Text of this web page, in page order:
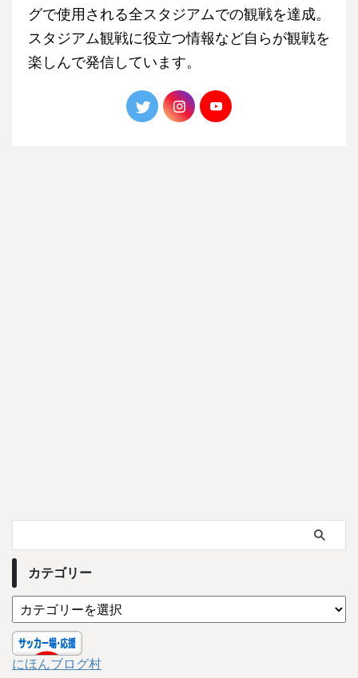
グで使用される全スタジアムでの観戦を達成。
スタジアム観戦に役立つ情報など自らが観戦を
楽しんで発信しています。
カテゴリー
にほんブログ村